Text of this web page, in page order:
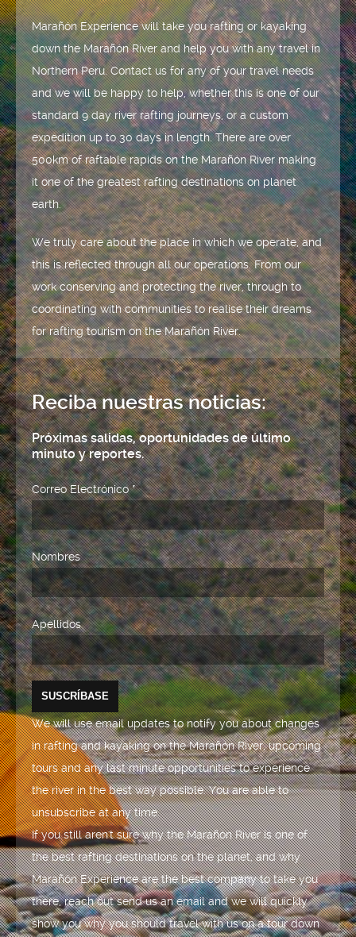
Marañón Experience will take you rafting or kayaking
down the Marañón River and help you with any travel in
Northern Peru. Contact us for any of your travel needs
and we will be happy to help, whether this is one of our
standard 9 day river rafting journeys, or a custom
expedition up to 30 days in length. There are over
500km of raftable rapids on the Marañón River making
it one of the greatest rafting destinations on planet
earth.
We truly care about the place in which we operate, and
this is reflected through all our operations. From our
work conserving and protecting the river, through to
coordinating with communities to realise their dreams
for rafting tourism on the Marañón River.
Reciba nuestras noticias:
Próximas salidas, oportunidades de último
minuto y reportes.
Correo Electrónico*
Nombres
Apellidos
We will use email updates to notify you about changes
in rafting and kayaking on the Marañón River, upcoming
tours and any last minute opportunities to experience
the river in the best way possible. You are able to
unsubscribe at any time.
If you still aren't sure why the Marañón River is one of
the best rafting destinations on the planet, and why
Marañón Experience are the best company to take you
there, reach out send us an email and we will quickly
show you why you should travel with us on a tour down